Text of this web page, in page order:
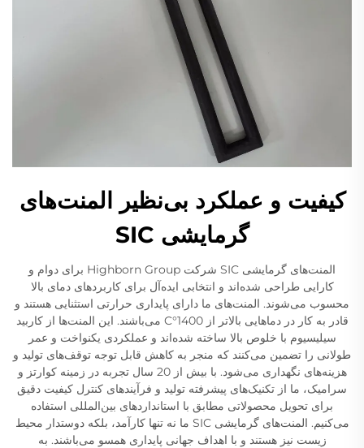
کیفیت و عملکرد بی‌نظیر المنت‌های
گرمایشی SIC
المنت‌های گرمایشی SIC شرکت Highborn Group برای دوام و
کارایی طراحی شده‌اند و انتخابی ایده‌آل برای کاربردهای دمای بالا
محسوب می‌شوند. المنت‌های ما دارای پایداری حرارتی استثنایی هستند و
قادر به کار در دماهایی بالاتر از 1400°C می‌باشند. این المنت‌ها از کاربید
سیلیسیوم با خلوص بالا ساخته شده‌اند و عملکردی یکنواخت و عمر
طولانی را تضمین می‌کنند که منجر به کاهش قابل توجه توقف‌های تولید و
هزینه‌های نگهداری می‌شود. با بیش از 20 سال تجربه در زمینه کوارتز و
سرامیک، ما از تکنیک‌های پیشرفته تولید و فرآیندهای کنترل کیفیت دقیق
برای تحویل محصولاتی مطابق با استانداردهای بین‌المللی استفاده
می‌کنیم. المنت‌های گرمایشی SIC ما نه تنها کارآمد، بلکه دوستدار محیط
زیست نیز هستند و با اهداف جهانی پایداری همسو می‌باشند. به